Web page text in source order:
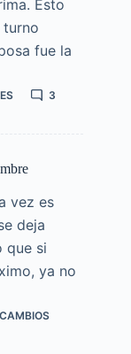
Esto
fue la
3
vez es
deja
que si
ya no